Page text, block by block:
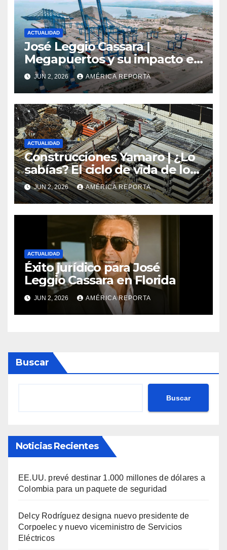
ACTUALIDAD
José Leggio Cassara |
Megapuertos y su impacto en
el turismo y el comercio
global
JUN 2, 2026 AMÉRICA REPORTA
ACTUALIDAD
Construcciones Yamaro | ¿Lo
sabías? El ciclo de vida de los
materiales de construcción
revoluciona eficiencia en
proyectos modernos
JUN 2, 2026 AMÉRICA REPORTA
ACTUALIDAD
Éxito jurídico para José
Leggio Cassara en Florida
JUN 2, 2026 AMÉRICA REPORTA
Buscar
Buscar
Noticias Recientes
EE.UU. prevé destinar 1.000 millones de dólares a
Colombia para un paquete de seguridad
Delcy Rodríguez designa nuevo presidente de
Corpoelec y nuevo viceministro de Servicios
Eléctricos